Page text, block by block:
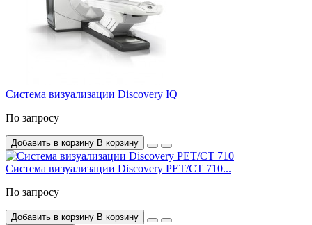
Система визуализации Discovery IQ
По запросу
Добавить в корзину В корзину
Система визуализации Discovery PET/CT 710...
По запросу
Добавить в корзину В корзину